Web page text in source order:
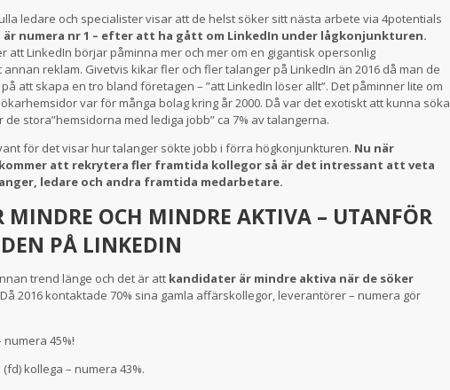
ledare och specialister visar att de helst söker sitt nästa arbete via 4potentials
är numera nr 1 – efter att ha gått om LinkedIn under lågkonjunkturen.
att LinkedIn börjar påminna mer och mer om en gigantisk opersonlig
reklam. Givetvis kikar fler och fler talanger på LinkedIn än 2016 då man de
att skapa en tro bland företagen – ”att LinkedIn löser allt”. Det påminner lite om
var för många bolag kring år 2000. Då var det exotiskt att kunna söka
stora”hemsidorna med lediga jobb” ca 7% av talangerna.
för det visar hur talanger sökte jobb i förra högkonjunkturen. Nu när
att rekrytera fler framtida kollegor så är det intressant att veta
ledare och andra framtida medarbetare.
MINDRE OCH MINDRE AKTIVA – UTANFÖR
PÅ LINKEDIN
trend länge och det är att kandidater är mindre aktiva när de söker
Då 2016 kontaktade 70% sina gamla affärskollegor, leverantörer – numera gör
45%!
kollega – numera 43%.